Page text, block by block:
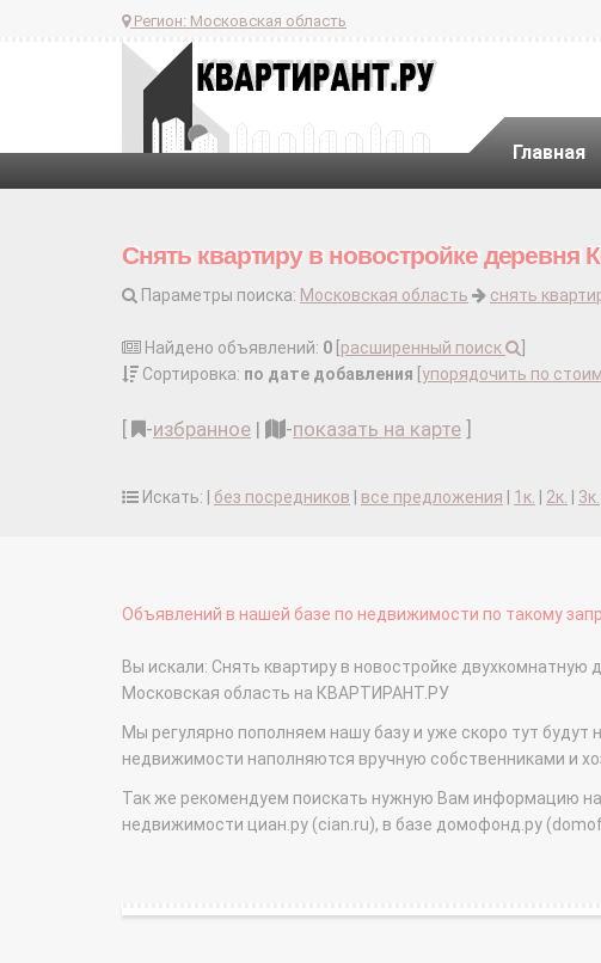
Регион: Московская область
Главная
Снять квартиру в новостройке деревня
Параметры поиска: Московская область снять
Найдено объявлений: 0 расширенный поиск
Сортировка: по дате добавления упорядочить по
-избранное | -показать на карте
Искать: | без посредников все предложения 1к. 2к. 3к.
Объявлений в нашей базе по недвижимости по такому
Вы искали: Снять квартиру в новостройке
Московская область на КВАРТИРАНТ.РУ
Мы регулярно пополняем нашу базу и уже скоро тут
недвижимости наполняются вручную собственниками и
Так же рекомендуем поискать нужную Вам информацию
недвижимости циан.ру (cian.ru), в базе домофонд.ру